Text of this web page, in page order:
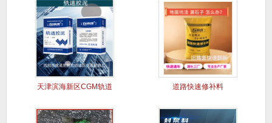
天津滨海新区CGM轨道 道路快速修补料